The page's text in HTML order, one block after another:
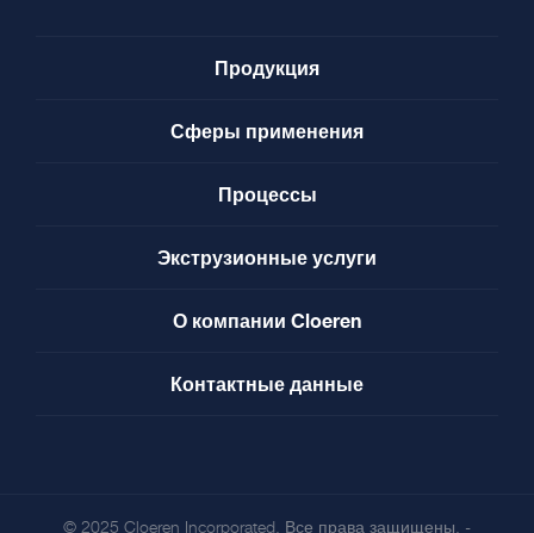
Продукция
Сферы применения
Процессы
Экструзионные услуги
О компании Cloeren
Контактные данные
© 2025 Cloeren Incorporated. Все права защищены. -